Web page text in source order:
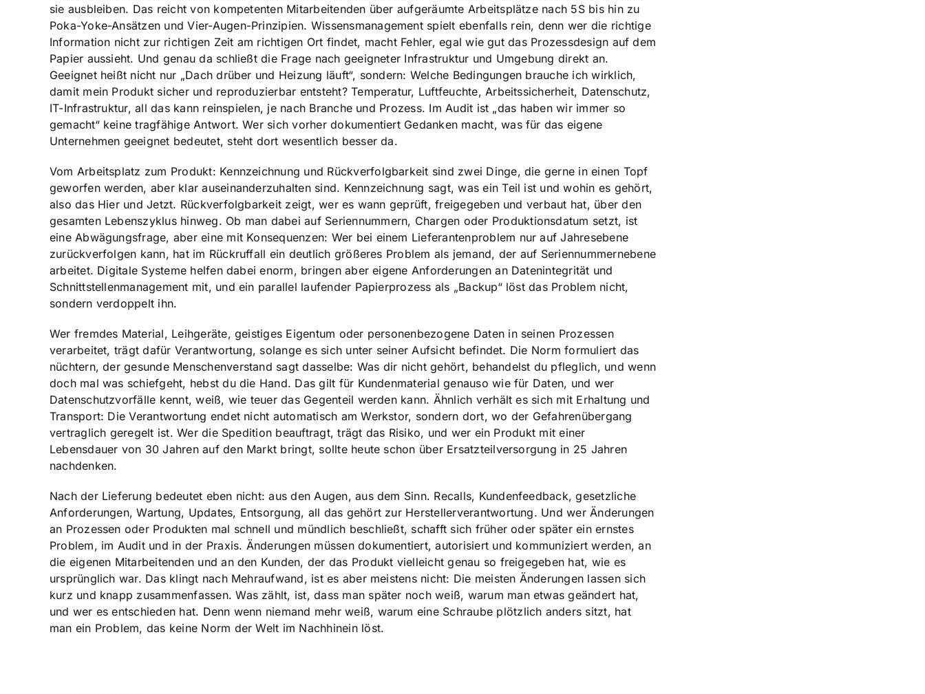
sie ausbleiben. Das reicht von kompetenten Mitarbeitenden über aufgeräumte Arbeitsplätze nach 5S bis hin zu
Poka-Yoke-Ansätzen und Vier-Augen-Prinzipien. Wissensmanagement spielt ebenfalls rein, denn wer die richtige
Information nicht zur richtigen Zeit am richtigen Ort findet, macht Fehler, egal wie gut das Prozessdesign auf dem
Papier aussieht. Und genau da schließt die Frage nach geeigneter Infrastruktur und Umgebung direkt an.
Geeignet heißt nicht nur „Dach drüber und Heizung läuft“, sondern: Welche Bedingungen brauche ich wirklich,
damit mein Produkt sicher und reproduzierbar entsteht? Temperatur, Luftfeuchte, Arbeitssicherheit, Datenschutz,
IT-Infrastruktur, all das kann reinspielen, je nach Branche und Prozess. Im Audit ist „das haben wir immer so
gemacht“ keine tragfähige Antwort. Wer sich vorher dokumentiert Gedanken macht, was für das eigene
Unternehmen geeignet bedeutet, steht dort wesentlich besser da.
Vom Arbeitsplatz zum Produkt: Kennzeichnung und Rückverfolgbarkeit sind zwei Dinge, die gerne in einen Topf
geworfen werden, aber klar auseinanderzuhalten sind. Kennzeichnung sagt, was ein Teil ist und wohin es gehört,
also das Hier und Jetzt. Rückverfolgbarkeit zeigt, wer es wann geprüft, freigegeben und verbaut hat, über den
gesamten Lebenszyklus hinweg. Ob man dabei auf Seriennummern, Chargen oder Produktionsdatum setzt, ist
eine Abwägungsfrage, aber eine mit Konsequenzen: Wer bei einem Lieferantenproblem nur auf Jahresebene
zurückverfolgen kann, hat im Rückruffall ein deutlich größeres Problem als jemand, der auf Seriennummernebene
arbeitet. Digitale Systeme helfen dabei enorm, bringen aber eigene Anforderungen an Datenintegrität und
Schnittstellenmanagement mit, und ein parallel laufender Papierprozess als „Backup“ löst das Problem nicht,
sondern verdoppelt ihn.
Wer fremdes Material, Leihgeräte, geistiges Eigentum oder personenbezogene Daten in seinen Prozessen
verarbeitet, trägt dafür Verantwortung, solange es sich unter seiner Aufsicht befindet. Die Norm formuliert das
nüchtern, der gesunde Menschenverstand sagt dasselbe: Was dir nicht gehört, behandelst du pfleglich, und wenn
doch mal was schiefgeht, hebst du die Hand. Das gilt für Kundenmaterial genauso wie für Daten, und wer
Datenschutzvorfälle kennt, weiß, wie teuer das Gegenteil werden kann. Ähnlich verhält es sich mit Erhaltung und
Transport: Die Verantwortung endet nicht automatisch am Werkstor, sondern dort, wo der Gefahrenübergang
vertraglich geregelt ist. Wer die Spedition beauftragt, trägt das Risiko, und wer ein Produkt mit einer
Lebensdauer von 30 Jahren auf den Markt bringt, sollte heute schon über Ersatzteilversorgung in 25 Jahren
nachdenken.
Nach der Lieferung bedeutet eben nicht: aus den Augen, aus dem Sinn. Recalls, Kundenfeedback, gesetzliche
Anforderungen, Wartung, Updates, Entsorgung, all das gehört zur Herstellerverantwortung. Und wer Änderungen
an Prozessen oder Produkten mal schnell und mündlich beschließt, schafft sich früher oder später ein ernstes
Problem, im Audit und in der Praxis. Änderungen müssen dokumentiert, autorisiert und kommuniziert werden, an
die eigenen Mitarbeitenden und an den Kunden, der das Produkt vielleicht genau so freigegeben hat, wie es
ursprünglich war. Das klingt nach Mehraufwand, ist es aber meistens nicht: Die meisten Änderungen lassen sich
kurz und knapp zusammenfassen. Was zählt, ist, dass man später noch weiß, warum man etwas geändert hat,
und wer es entschieden hat. Denn wenn niemand mehr weiß, warum eine Schraube plötzlich anders sitzt, hat
man ein Problem, das keine Norm der Welt im Nachhinein löst.